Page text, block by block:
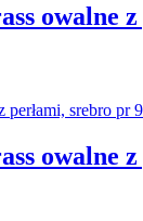
owalne z
owalne z